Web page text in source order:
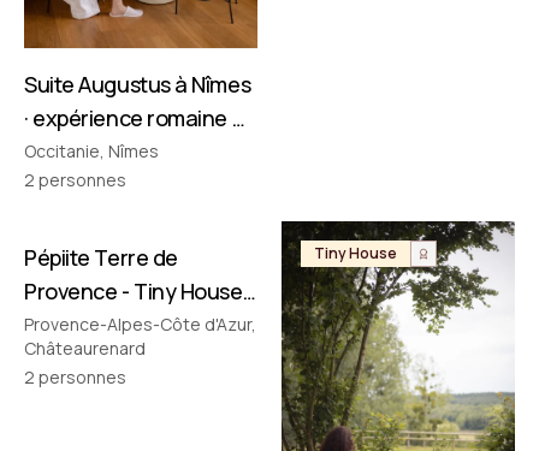
Suite Augustus à Nîmes
· expérience romaine &
cinéma privé
Occitanie, Nîmes
2 personnes
Tiny House
Pépiite Terre de
Provence - Tiny House
avec Jacuzzi en
Provence
Provence-Alpes-Côte d'Azur,
Châteaurenard
2 personnes
Tiny House